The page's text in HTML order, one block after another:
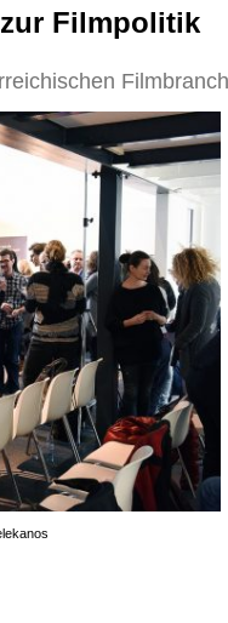
Filmpolitik